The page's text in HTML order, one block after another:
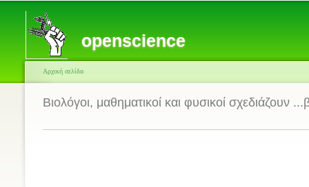
openscience
Αρχική σελίδα
Βιολόγοι, μαθηματικοί και φυσικοί σχεδιάζουν